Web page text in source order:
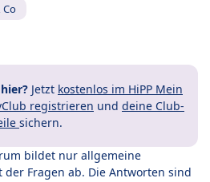
Jetzt kostenlos im HiPP Mein
registrieren und deine Club-
sichern.
bildet nur allgemeine
Fragen ab. Die Antworten sind